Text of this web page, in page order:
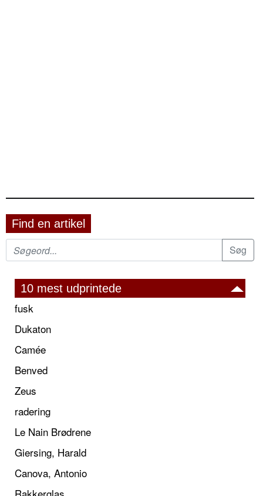
Find en artikel
10 mest udprintede
fusk
Dukaton
Camée
Benved
Zeus
radering
Le Nain Brødrene
Giersing, Harald
Canova, Antonio